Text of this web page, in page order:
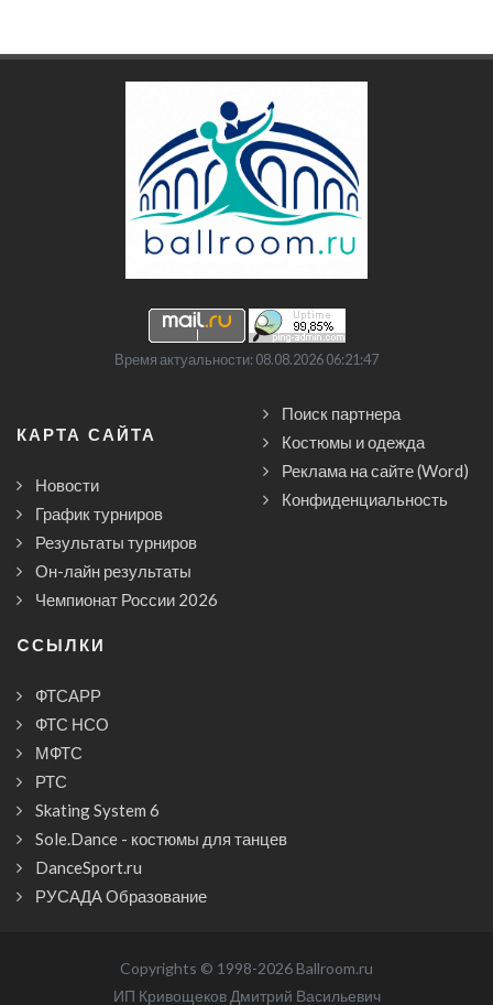
Время актуальности: 08.08.2026 06:21:47
КАРТА САЙТА
Новости
График турниров
Результаты турниров
Он-лайн результаты
Чемпионат России 2026
Поиск партнера
Костюмы и одежда
Реклама на сайте (Word)
Конфиденциальность
CСЫЛКИ
ФТСАРР
ФТС НСО
МФТС
РТС
Skating System 6
Sole.Dance - костюмы для танцев
DanceSport.ru
РУСАДА Образование
Copyrights © 1998-2026 Ballroom.ru
ИП Кривощеков Дмитрий Васильевич